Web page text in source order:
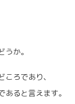
か。
ろであり、
ると言えます。